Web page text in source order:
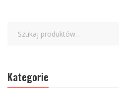
Kategorie